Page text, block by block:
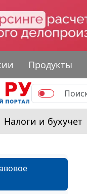
Продукты
Налоги и бухучет